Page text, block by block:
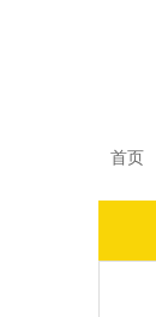
首页